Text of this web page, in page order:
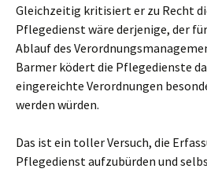
Gleichzeitig kritisiert er zu Recht
Pflegedienst wäre derjenige, der
Ablauf des
Barmer ködert die Pflegedienste
eingereichte Verordnungen
werden würden.
Das ist ein toller Versuch, die
Pflegedienst aufzubürden und